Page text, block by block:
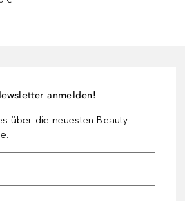
anmelden!
über die neuesten Beauty-